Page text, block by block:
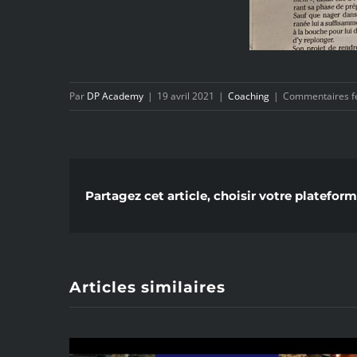
Par DP Academy | 19 avril 2021 | Coaching | Commentaires
Partagez cet article, choisir votre
Articles similaires